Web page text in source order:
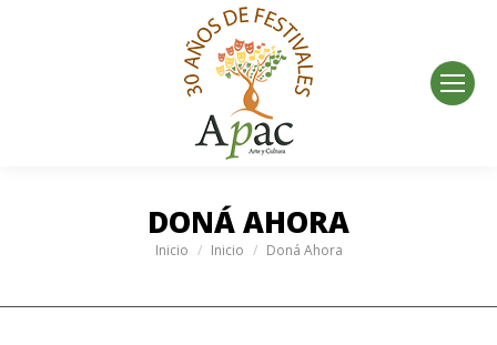
DONÁ AHORA
Estás aquí:
Inicio Inicio Doná Ahora